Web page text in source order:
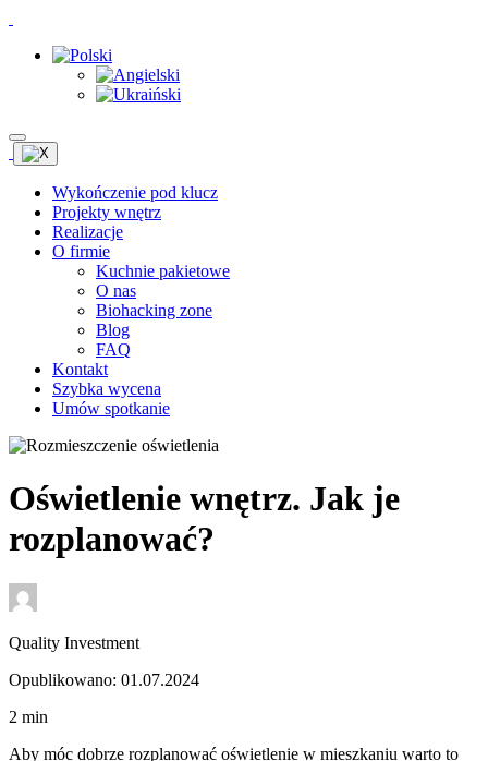
Wykończenie pod klucz
Projekty wnętrz
Realizacje
O firmie
Kuchnie pakietowe
O nas
Biohacking zone
Blog
FAQ
Kontakt
Szybka wycena
Umów spotkanie
Oświetlenie wnętrz. Jak je
rozplanować?
Quality Investment
Opublikowano: 01.07.2024
2 min
Aby móc dobrze rozplanować oświetlenie w mieszkaniu warto to